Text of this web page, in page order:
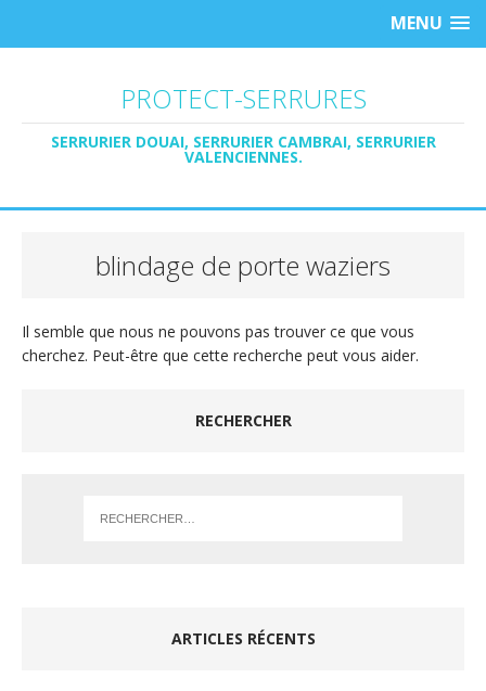
MENU
PROTECT-SERRURES
SERRURIER DOUAI, SERRURIER CAMBRAI, SERRURIER
VALENCIENNES.
blindage de porte waziers
Il semble que nous ne pouvons pas trouver ce que vous
cherchez. Peut-être que cette recherche peut vous aider.
RECHERCHER
ARTICLES RÉCENTS